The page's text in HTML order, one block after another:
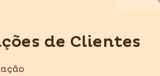
de Clientes